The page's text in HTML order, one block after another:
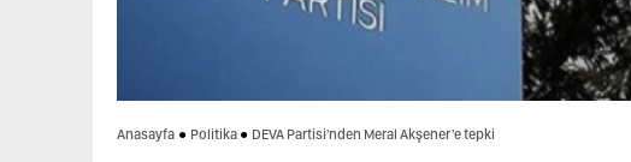
Anasayfa Politika DEVA Partisi'nden Meral Akşener'e tepki